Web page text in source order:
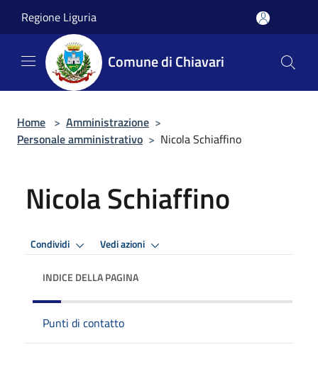
Regione Liguria
Comune di Chiavari
Home > Amministrazione >
Personale amministrativo > Nicola Schiaffino
Nicola Schiaffino
Condividi Vedi azioni
INDICE DELLA PAGINA
Punti di contatto